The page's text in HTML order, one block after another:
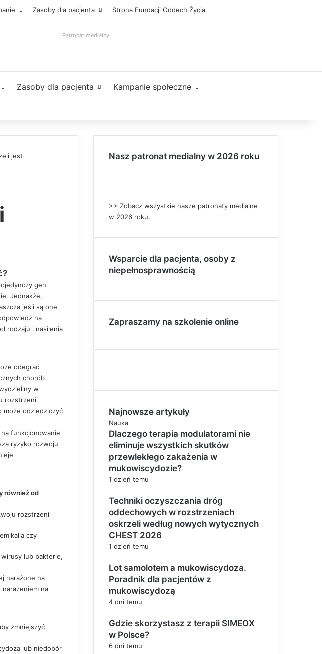
Zasoby dla pacjenta Strona Fundacji Oddech Życia
Patronat medialny
Zasoby dla pacjenta Kampanie społeczne
jest
gen
Jednakże,
jeśli są one
na
rodzaju i nasilenia
odegrać
chorób
w
rozstrzeni
może odziedziczyć
funkcjonowanie
ryzyko rozwoju
również od
rozstrzeni
czy
lub bakterie,
narażone na
na
zmniejszyć
lub niedobór
Nasz patronat medialny w 2026 roku
>> Zobacz wszystkie nasze patronaty medialne
w 2026 roku.
Wsparcie dla pacjenta, osoby z
niepełnosprawnością
Zapraszamy na szkolenie online
Najnowsze artykuły
Nauka
Dlaczego terapia modulatorami nie
eliminuje wszystkich skutków
przewlekłego zakażenia w
mukowiscydozie?
1 dzień temu
Techniki oczyszczania dróg
oddechowych w rozstrzeniach
oskrzeli według nowych wytycznych
CHEST 2026
1 dzień temu
Lot samolotem a mukowiscydoza.
Poradnik dla pacjentów z
mukowiscydozą
4 dni temu
Gdzie skorzystasz z terapii SIMEOX
w Polsce?
6 dni temu